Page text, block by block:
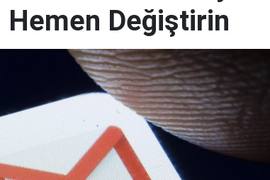
Değiştirin